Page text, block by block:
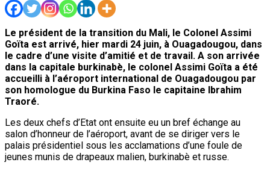
Le président de la transition du Mali, le Colonel Assimi
Goïta est arrivé, hier mardi 24 juin, à Ouagadougou, dans
le cadre d’une visite d’amitié et de travail. A son arrivée
dans la capitale burkinabè, le colonel Assimi Goïta a été
accueilli à l’aéroport international de Ouagadougou par
son homologue du Burkina Faso le capitaine Ibrahim
Traoré.
Les deux chefs d’Etat ont ensuite eu un bref échange au
salon d’honneur de l’aéroport, avant de se diriger vers le
palais présidentiel sous les acclamations d’une foule de
jeunes munis de drapeaux malien, burkinabè et russe.